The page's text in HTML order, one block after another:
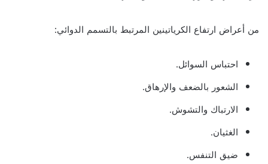
من أعراض ارتفاع الكرياتينين المرتبط بالتسمم الدوائي:
احتباس السوائل.
الشعور بالضعف والإرهاق.
الارتباك والتشوش.
الغثيان.
ضيق التنفس.